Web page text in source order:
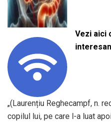
Vezi aici
„(Laurențiu Reghecampf, n.
copilul lui, pe care l-a luat